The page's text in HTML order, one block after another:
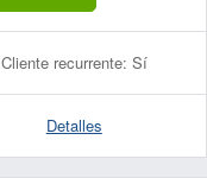
Cliente recurrente: Sí
Detalles